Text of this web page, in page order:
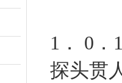
1． 0
探头贯